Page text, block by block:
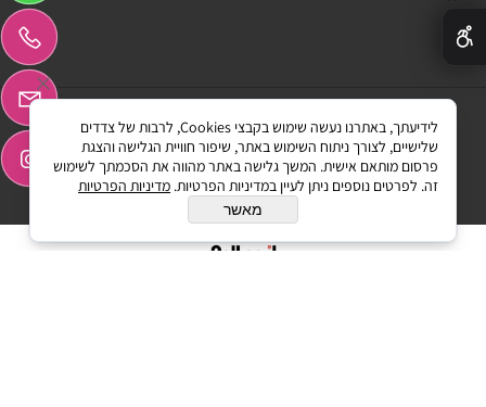
לידיעתך, באתרנו נעשה שימוש בקבצי Cookies, לרבות של צדדים
שלישיים, לצורך ניתוח השימוש באתר, שיפור חוויית הגלישה והצגת
פרסום מותאם אישית. המשך גלישה באתר מהווה את הסכמתך לשימוש
זה. לפרטים נוספים ניתן לעיין במדיניות הפרטיות. מדיניות הפרטיות
מאשר